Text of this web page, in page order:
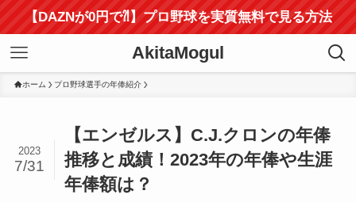
【DAZNが0円で⁈】プロ野球を実質無料で見る方法
AkitaMogul
ホーム プロ野球選手の年俸紹介
【エンゼルス】C.J.クロンの年俸
推移と成績！2023年の年俸や生涯
年俸額は？
2023
7/31